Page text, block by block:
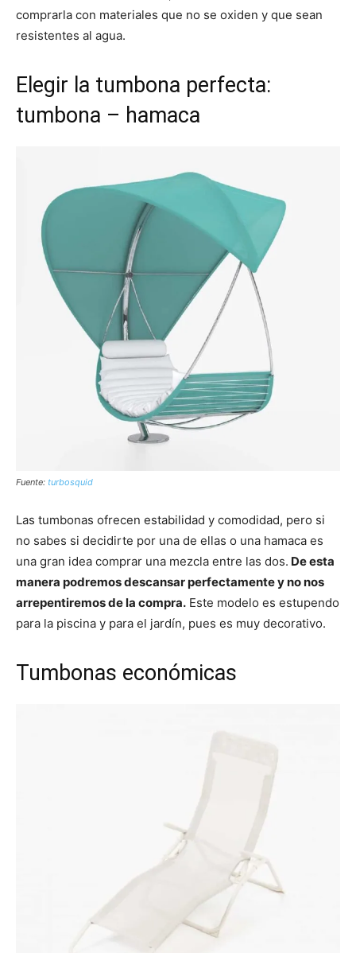
comprarla con materiales que no se oxiden y que sean
resistentes al agua.
Elegir la tumbona perfecta:
tumbona – hamaca
Fuente: turbosquid
Las tumbonas ofrecen estabilidad y comodidad, pero si
no sabes si decidirte por una de ellas o una hamaca es
una gran idea comprar una mezcla entre las dos. De esta
manera podremos descansar perfectamente y no nos
arrepentiremos de la compra. Este modelo es estupendo
para la piscina y para el jardín, pues es muy decorativo.
Tumbonas económicas